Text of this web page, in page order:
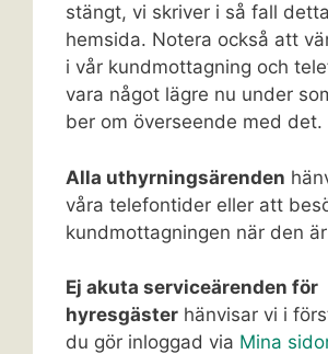
stängt, vi skriver i så fall
hemsida. Notera också att
i vår kundmottagning och
vara något lägre nu under
ber om överseende med det.
Alla uthyrningsärenden
våra telefontider eller att
kundmottagningen när den
Ej akuta serviceärenden för
hyresgäster hänvisar vi i
du gör inloggad via Mina